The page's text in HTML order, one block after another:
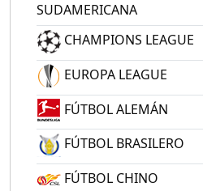
SUDAMERICANA
CHAMPIONS LEAGUE
EUROPA LEAGUE
FÚTBOL ALEMÁN
FÚTBOL BRASILERO
FÚTBOL CHINO